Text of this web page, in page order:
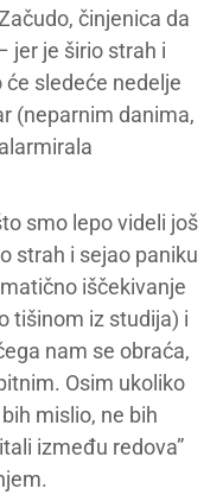
činjenica da
jer je širio strah i
sledeće nedelje
(neparnim danima,
smo lepo videli još
strah i sejao paniku
iščekivanje
tišinom iz studija) i
nam se obraća,
Osim ukoliko
mislio, ne bih
između redova”